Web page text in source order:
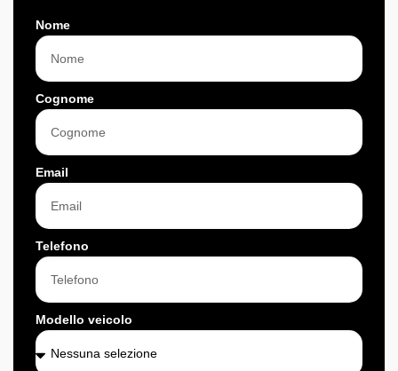
Nome
Cognome
Email
Telefono
Modello veicolo